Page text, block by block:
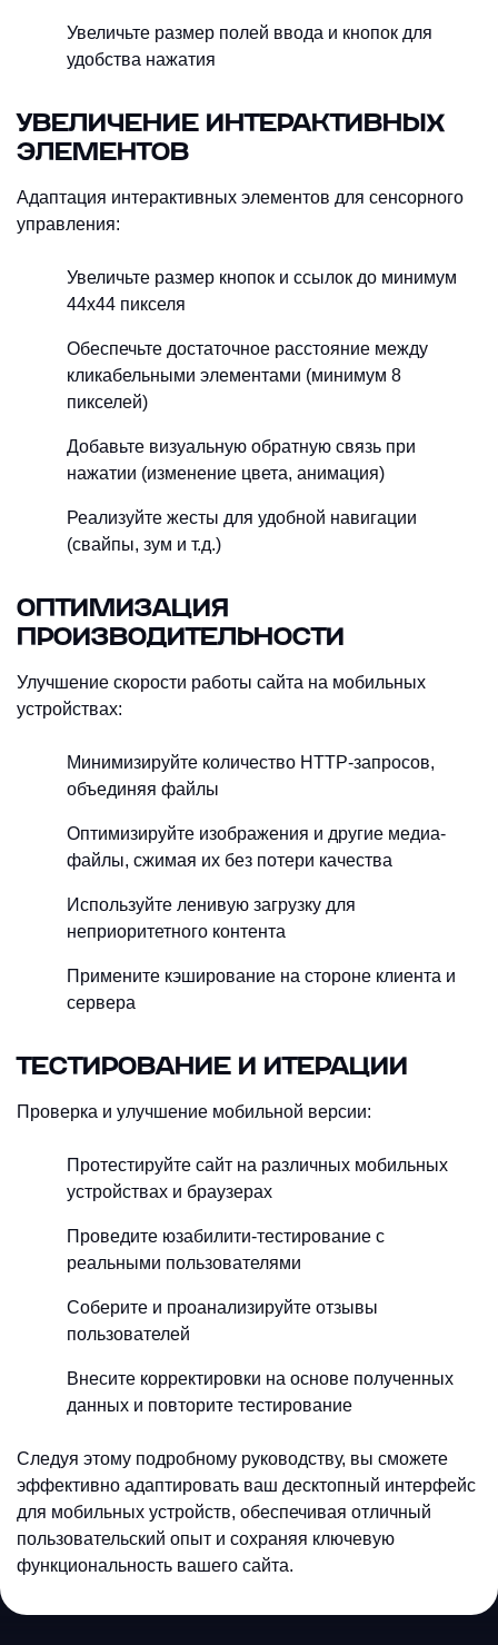
Увеличьте размер полей ввода и кнопок для
удобства нажатия
УВЕЛИЧЕНИЕ ИНТЕРАКТИВНЫХ
ЭЛЕМЕНТОВ
Адаптация интерактивных элементов для сенсорного
управления:
Увеличьте размер кнопок и ссылок до минимум
44x44 пикселя
Обеспечьте достаточное расстояние между
кликабельными элементами (минимум 8
пикселей)
Добавьте визуальную обратную связь при
нажатии (изменение цвета, анимация)
Реализуйте жесты для удобной навигации
(свайпы, зум и т.д.)
ОПТИМИЗАЦИЯ
ПРОИЗВОДИТЕЛЬНОСТИ
Улучшение скорости работы сайта на мобильных
устройствах:
Минимизируйте количество HTTP-запросов,
объединяя файлы
Оптимизируйте изображения и другие медиа-
файлы, сжимая их без потери качества
Используйте ленивую загрузку для
неприоритетного контента
Примените кэширование на стороне клиента и
сервера
ТЕСТИРОВАНИЕ И ИТЕРАЦИИ
Проверка и улучшение мобильной версии:
Протестируйте сайт на различных мобильных
устройствах и браузерах
Проведите юзабилити-тестирование с
реальными пользователями
Соберите и проанализируйте отзывы
пользователей
Внесите корректировки на основе полученных
данных и повторите тестирование
Следуя этому подробному руководству, вы сможете
эффективно адаптировать ваш десктопный интерфейс
для мобильных устройств, обеспечивая отличный
пользовательский опыт и сохраняя ключевую
функциональность вашего сайта.